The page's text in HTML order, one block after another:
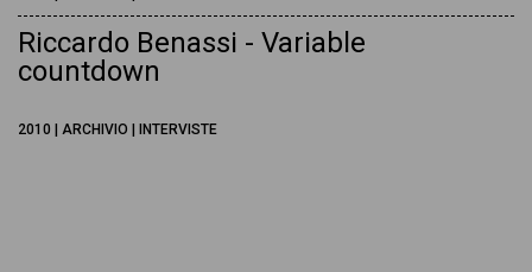
Riccardo Benassi - Variable
countdown
2010 | ARCHIVIO | INTERVISTE